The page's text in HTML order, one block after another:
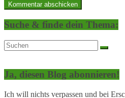
Suche & finde dein Thema:
Ja, diesen Blog abonnieren!
Ich will nichts verpassen und bei